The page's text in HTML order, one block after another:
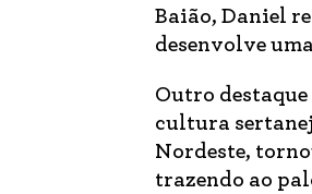
Baião, Daniel
desenvolve
Outro
cultura
Nordeste,
trazendo ao